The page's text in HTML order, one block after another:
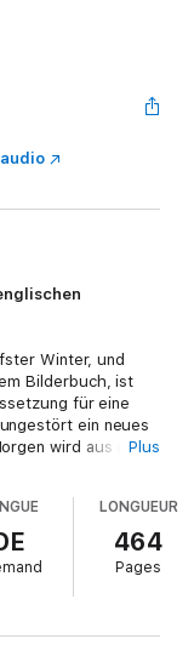
Winter, und
Bilderbuch, ist
für eine
ein neues
wird aus den
Inspector Lynley
alle Beteiligten aus
englischen
Antworten,
Zum
Plus
LONGUEUR
464
Pages